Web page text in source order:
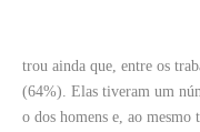
trou ainda que, entre os
(64%). Elas tiveram um
o dos homens e, ao